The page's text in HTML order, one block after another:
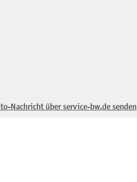
Nachricht über service-bw.de senden